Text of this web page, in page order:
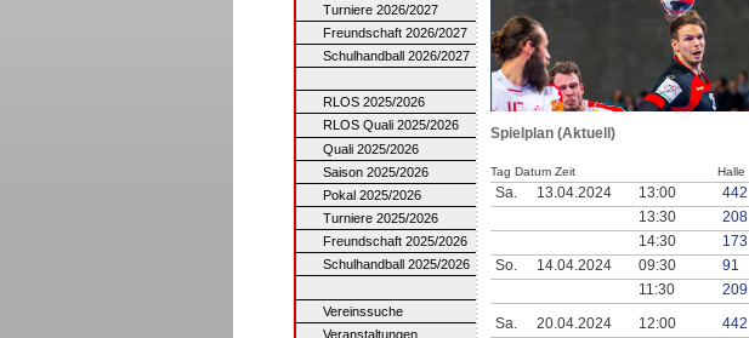
Turniere 2026/2027
Freundschaft 2026/2027
Schulhandball 2026/2027
RLOS 2025/2026
RLOS Quali 2025/2026
Quali 2025/2026
Saison 2025/2026
Pokal 2025/2026
Turniere 2025/2026
Freundschaft 2025/2026
Schulhandball 2025/2026
Vereinssuche
Veranstaltungen
Spielplan (Aktuell)
Tag Datum Zeit Halle
Sa. 13.04.2024 13:00 442
13:30
208
14:30
173
So.
14.04.2024 09:30 91
11:30
209
Sa.
20.04.2024 12:00 442